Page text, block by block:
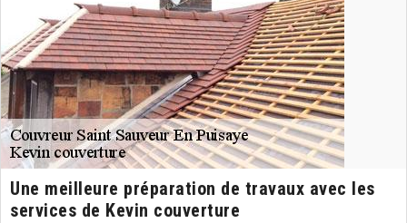
Une meilleure préparation de travaux avec les
services de Kevin couverture